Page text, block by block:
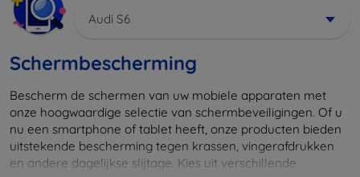
Audi S6
Schermbescherming
Bescherm de schermen van uw mobiele apparaten met
onze hoogwaardige selectie van schermbeveiligingen. Of u
nu een smartphone of tablet heeft, onze producten bieden
uitstekende bescherming tegen krassen, vingerafdrukken
en andere dagelijkse slijtage. Kies uit verschillende